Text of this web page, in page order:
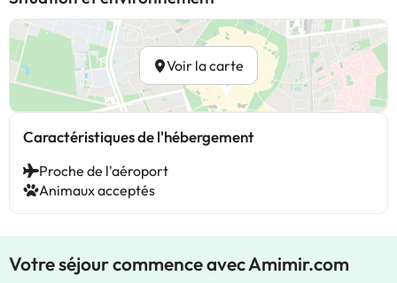
Voir la carte
Caractéristiques de l'hébergement
Proche de l'aéroport
Animaux acceptés
Votre séjour commence avec Amimir.com